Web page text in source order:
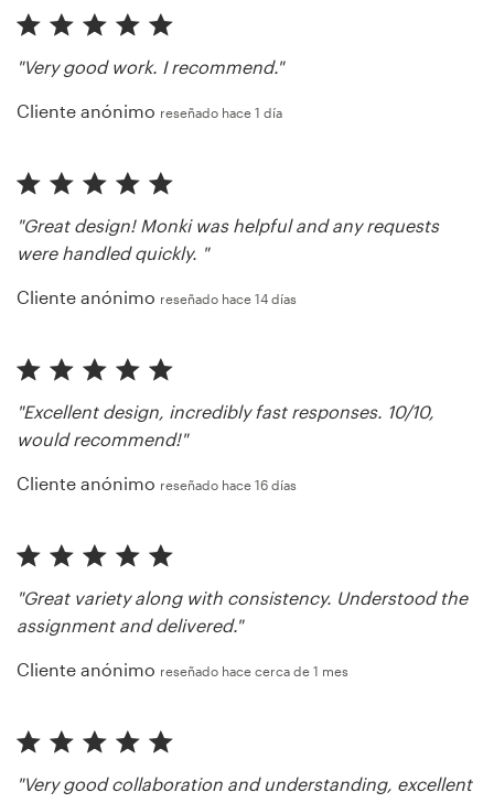
"Very good work. I recommend."
Cliente anónimo reseñado hace 1 día
"Great design! Monki was helpful and any requests
were handled quickly. "
Cliente anónimo reseñado hace 14 días
"Excellent design, incredibly fast responses. 10/10,
would recommend!"
Cliente anónimo reseñado hace 16 días
"Great variety along with consistency. Understood the
assignment and delivered."
Cliente anónimo reseñado hace cerca de 1 mes
"Very good collaboration and understanding, excellent
Blog